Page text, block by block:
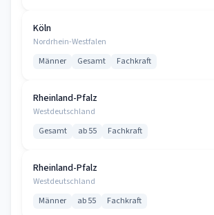
Köln
Nordrhein-Westfalen
Männer Gesamt Fachkraft
Rheinland-Pfalz
Westdeutschland
Gesamt ab 55 Fachkraft
Rheinland-Pfalz
Westdeutschland
Männer ab 55 Fachkraft